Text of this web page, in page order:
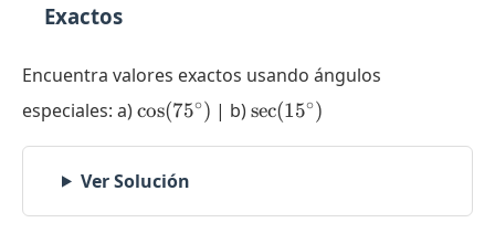
Exactos
Encuentra valores exactos usando ángulos
especiales: a) \cos(75^{\circ})
cos(75∘) | b)\sec(15^{\circ})
sec(15∘)
Ver Solución